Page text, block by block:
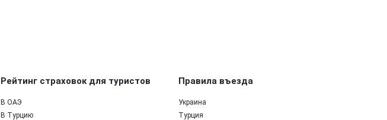
Рейтинг страховок для туристов
В ОАЭ
В Турцию
Правила въезда
Украина
Турция